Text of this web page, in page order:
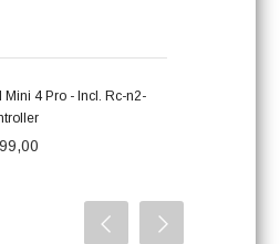
Mini 4 Pro - Incl. Rc-n2-